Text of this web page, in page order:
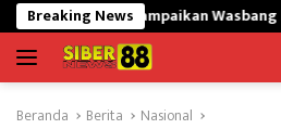
Langsung
ke
konten
Breaking NewsWasbang kepada Siswa
Beranda Berita Nasional